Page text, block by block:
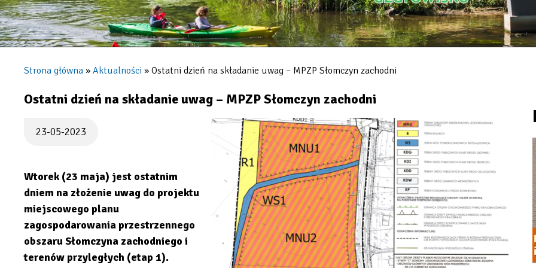
nawigacyjna
Strona główna Aktualności Ostatni dzień na składanie uwag – MPZP Słomczyn zachodni
Ostatni dzień na składanie uwag – MPZP Słomczyn zachodni
23-05-2023
Wtorek (23 maja) jest ostatnim
dniem na złożenie uwag do projektu
miejscowego planu
zagospodarowania przestrzennego
obszaru Słomczyna zachodniego i
terenów przyległych (etap 1).